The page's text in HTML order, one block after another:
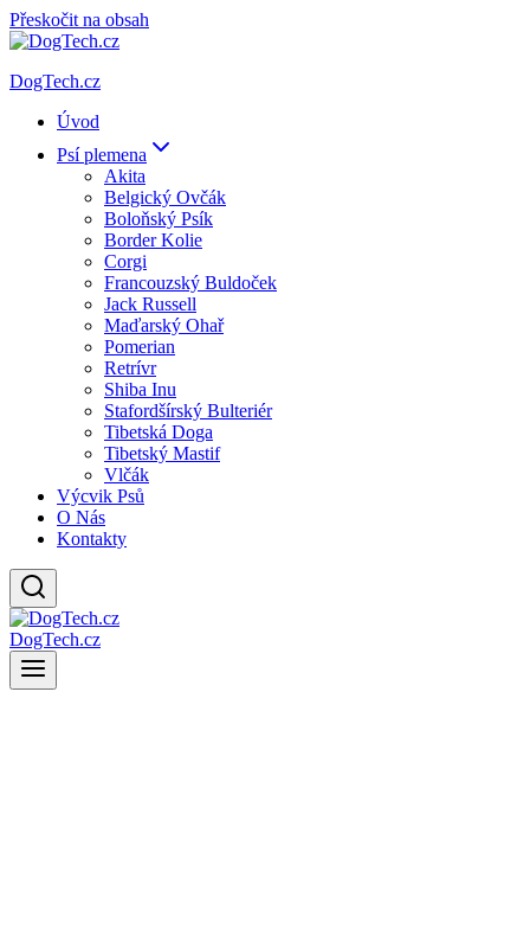
Přeskočit na obsah
DogTech.cz
Úvod
Psí plemena
Akita
Belgický Ovčák
Boloňský Psík
Border Kolie
Corgi
Francouzský Buldoček
Jack Russell
Maďarský Ohař
Pomerian
Retrívr
Shiba Inu
Stafordšírský Bulteriér
Tibetská Doga
Tibetský Mastif
Vlčák
Výcvik Psů
O Nás
Kontakty
DogTech.cz